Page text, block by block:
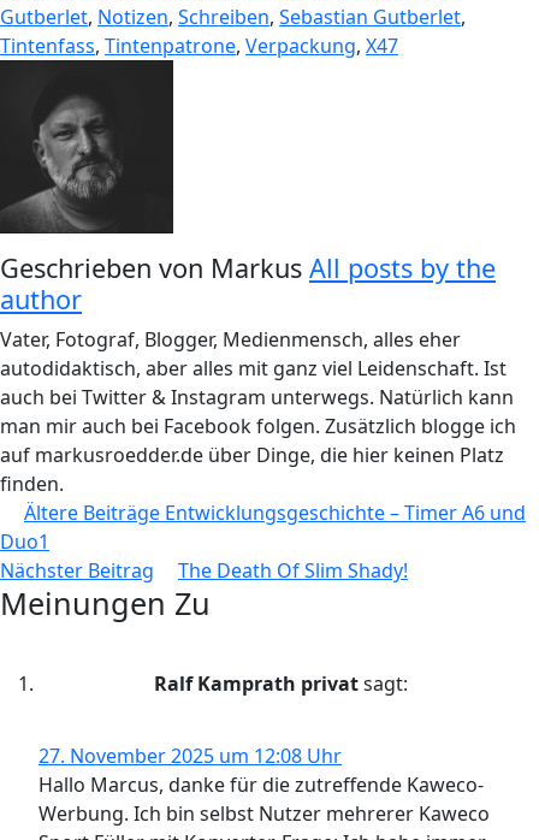
Gutberlet, Notizen, Schreiben, Sebastian Gutberlet,
Tintenfass, Tintenpatrone, Verpackung, X47
Geschrieben von Markus All posts by the
author
Vater, Fotograf, Blogger, Medienmensch, alles eher
autodidaktisch, aber alles mit ganz viel Leidenschaft. Ist
auch bei Twitter & Instagram unterwegs. Natürlich kann
man mir auch bei Facebook folgen. Zusätzlich blogge ich
auf markusroedder.de über Dinge, die hier keinen Platz
finden.
Beitragsnavigation
Ältere Beiträge Entwicklungsgeschichte – Timer A6 und
Duo1
Nächster Beitrag
The Death Of Slim Shady!
Meinungen Zu
Ralf Kamprath privatsagt:
27. November 2025 um 12:08 Uhr
Hallo Marcus, danke für die zutreffende Kaweco-
Werbung. Ich bin selbst Nutzer mehrerer Kaweco